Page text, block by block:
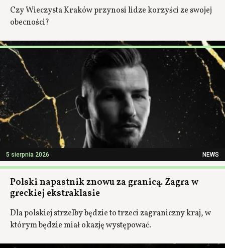
Czy Wieczysta Kraków przynosi lidze korzyści ze swojej
obecności?
5 sierpnia 2026 NEWS
Polski napastnik znowu za granicą. Zagra w
greckiej ekstraklasie
Dla polskiej strzelby będzie to trzeci zagraniczny kraj, w
którym będzie miał okazję występować.